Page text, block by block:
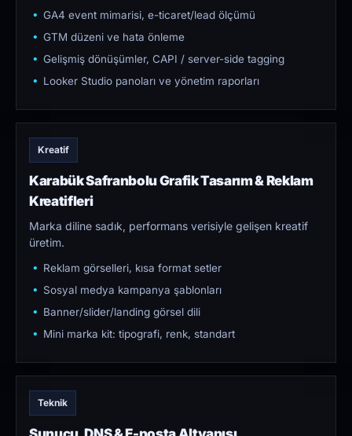
GA4 event mimarisi, e-ticaret/lead ölçümü
GTM düzeni ve hata önleme
Gelişmiş dönüşümler, CAPI / server-side tagging
Looker Studio panoları ve yönetim raporları
Kreatif
Karabük Safranbolu Grafik Tasarım & Reklam
Kreatifleri
Marka diline sadık, performans verisiyle gelişen kreatif
üretim.
Reklam görselleri, kısa format setler
Sosyal medya kampanya şablonları
Banner/slider/landing görsel dili
Mini marka kit: tipografi, renk, standart
Teknik